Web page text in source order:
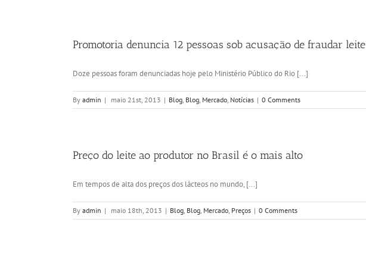
Promotoria denuncia 12 pessoas sob acusação de fraudar leite
Doze pessoas foram denunciadas hoje pelo Ministério Público do Rio [...]
By admin | maio 21st, 2013 | Blog, Blog, Mercado, Notícias | 0 Comments
Preço do leite ao produtor no Brasil é o mais alto
Em tempos de alta dos preços dos lácteos no mundo, [...]
By admin | maio 18th, 2013 | Blog, Blog, Mercado, Preços | 0 Comments